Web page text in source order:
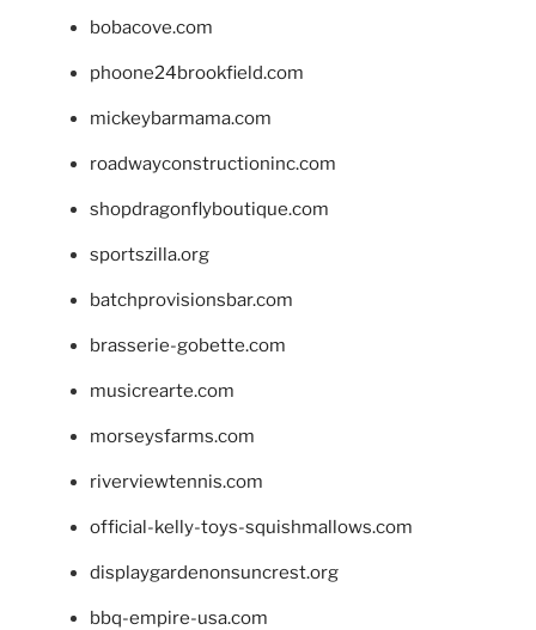
bobacove.com
phoone24brookfield.com
mickeybarmama.com
roadwayconstructioninc.com
shopdragonflyboutique.com
sportszilla.org
batchprovisionsbar.com
brasserie-gobette.com
musicrearte.com
morseysfarms.com
riverviewtennis.com
official-kelly-toys-squishmallows.com
displaygardenonsuncrest.org
bbq-empire-usa.com